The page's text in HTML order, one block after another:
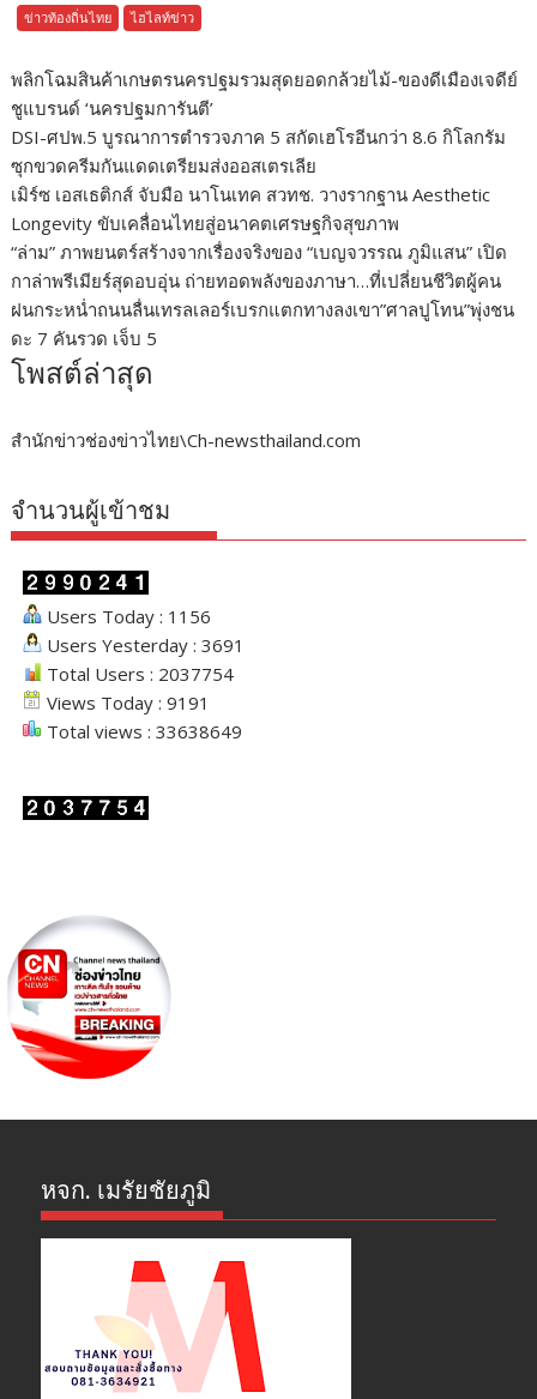
ข่าวท้องถิ่นไทย ไฮไลท์ข่าว
พลิกโฉมสินค้าเกษตรนครปฐมรวมสุดยอดกล้วยไม้-ของดีเมืองเจดีย์
ชูแบรนด์ ‘นครปฐมการันตี’
DSI-ศปพ.5 บูรณาการตำรวจภาค 5 สกัดเฮโรอีนกว่า 8.6 กิโลกรัม
ซุกขวดครีมกันแดดเตรียมส่งออสเตรเลีย
เมิร์ซ เอสเธติกส์ จับมือ นาโนเทค สวทช. วางรากฐาน Aesthetic
Longevity ขับเคลื่อนไทยสู่อนาคตเศรษฐกิจสุขภาพ
“ล่าม” ภาพยนตร์สร้างจากเรื่องจริงของ “เบญจวรรณ ภูมิแสน” เปิด
กาล่าพรีเมียร์สุดอบอุ่น ถ่ายทอดพลังของภาษา…ที่เปลี่ยนชีวิตผู้คน
ฝนกระหน่ำถนนลื่นเทรลเลอร์เบรกแตกทางลงเขา”ศาลปูโทน”พุ่งชน
ดะ 7 คันรวด เจ็บ 5
โพสต์ล่าสุด
สำนักข่าวช่องข่าวไทย\Ch-newsthailand.com
จำนวนผู้เข้าชม
Users Today : 1156
Users Yesterday : 3691
Total Users : 2037754
Views Today : 9191
Total views : 33638649
หจก. เมรัยชัยภูมิ